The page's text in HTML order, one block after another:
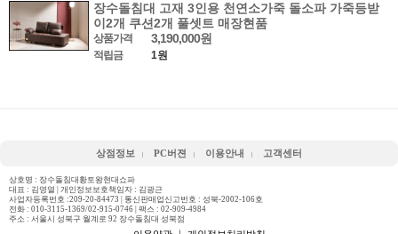
장수돌침대 고재 3인용 천연소가죽 돌소파 가죽등받
이2개 쿠션2개 풀셋트 매장현품
상품가격 3,190,000원
적립금 1원
상점정보 PC버젼 이용안내 고객센터
상호명 : 장수돌침대황토왕현대쇼파
대표 : 김영열 | 개인정보보호책임자 : 김광근
사업자등록번호 :209-20-84473 | 통신판매업신고번호 : 성북-2002-106호
전화 : 010-3115-1369/02-915-0746 | 팩스 : 02-909-4984
주소 : 서울시 성북구 월계로 92 장수돌침대 성북점